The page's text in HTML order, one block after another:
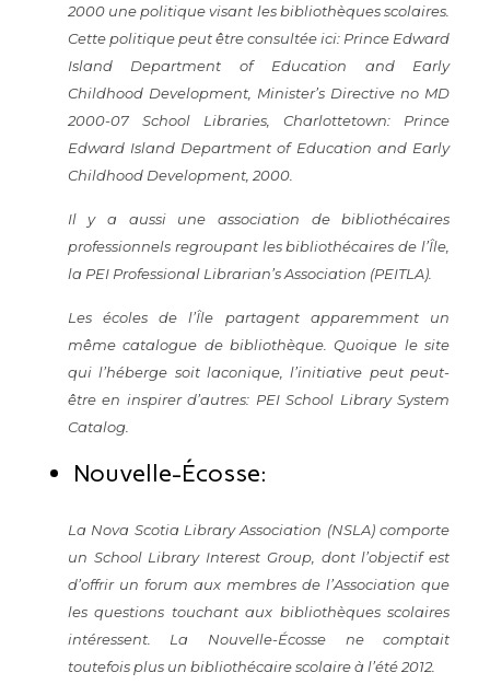
2000 une politique visant les bibliothèques scolaires.
Cette politique peut être consultée ici: Prince Edward
Island Department of Education and Early
Childhood Development, Minister’s Directive no MD
2000-07 School Libraries , Charlottetown: Prince
Edward Island Department of Education and Early
Childhood Development, 2000.
Il y a aussi une association de bibliothécaires
professionnels regroupant les bibliothécaires de l’Île,
la PEI Professional Librarian’s Association (PEITLA).
Les écoles de l’Île partagent apparemment un
même catalogue de bibliothèque. Quoique le site
qui l’héberge soit laconique, l’initiative peut peut-
être en inspirer d’autres: PEI School Library System
Catalog.
Nouvelle-Écosse:
La Nova Scotia Library Association (NSLA)comporte
un School Library Interest Group, dont l’objectif est
d’offrir un forum aux membres de l’Association que
les questions touchant aux bibliothèques scolaires
intéressent. La Nouvelle-Écosse ne comptait
toutefois plus un bibliothécaire scolaire à l’été 2012.